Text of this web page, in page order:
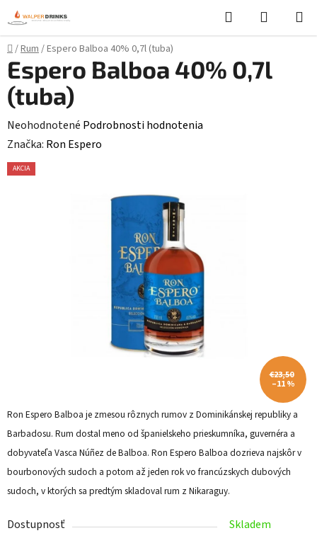
Prejsť
na
obsah
Hľadať
KOŠÍK
Domov
/Rum/Espero Balboa 40% 0,7l (tuba)
Ron Espero Balboa je zmesou rôznych rumov z Dominikánskej republiky a
Barbadosu. Rum dostal meno od španielskeho prieskumníka, guvernéra a
dobyvateľa Vasca Núñez de Balboa. Ron Espero Balboa dozrieva najskôr v
bourbonových sudoch a potom až jeden rok vo francúzskych dubových
sudoch, v ktorých sa predtým skladoval rum z Nikaraguy.
Dostupnosť
Skladem
Espero Balboa 40% 0,7l
(tuba)
Priemerné
hodnotenie
produktu
Neohodnotené Podrobnosti hodnotenia
Značka: Ron Espero
AKCIA
€23,50
–11 %